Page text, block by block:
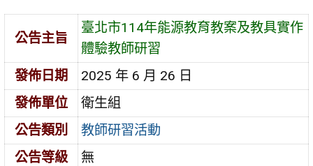
公告主旨
臺北市114年能源教育教案及教具實作
體驗教師研習
發佈日期
2025 年 6 月 26 日
發佈單位
衛生組
公告類別
教師研習活動
公告等級
無